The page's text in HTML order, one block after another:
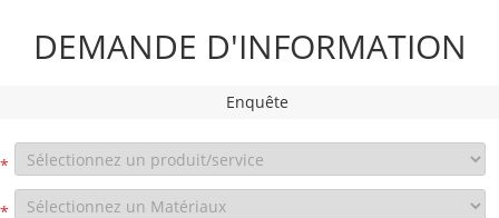
DEMANDE D'INFORMATION
Enquête
*
*